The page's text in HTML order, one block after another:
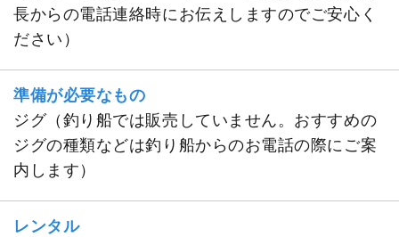
長からの電話連絡時にお伝えしますのでご安心く
ださい）
準備が必要なもの
ジグ（釣り船では販売していません。おすすめの
ジグの種類などは釣り船からのお電話の際にご案
内します）
レンタル